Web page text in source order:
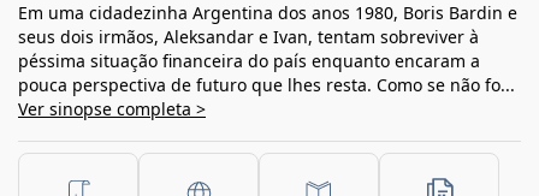
Em uma cidadezinha Argentina dos anos 1980, Boris Bardin e
seus dois irmãos, Aleksandar e Ivan, tentam sobreviver à
péssima situação financeira do país enquanto encaram a
pouca perspectiva de futuro que lhes resta. Como se não fo...
Ver sinopse completa >